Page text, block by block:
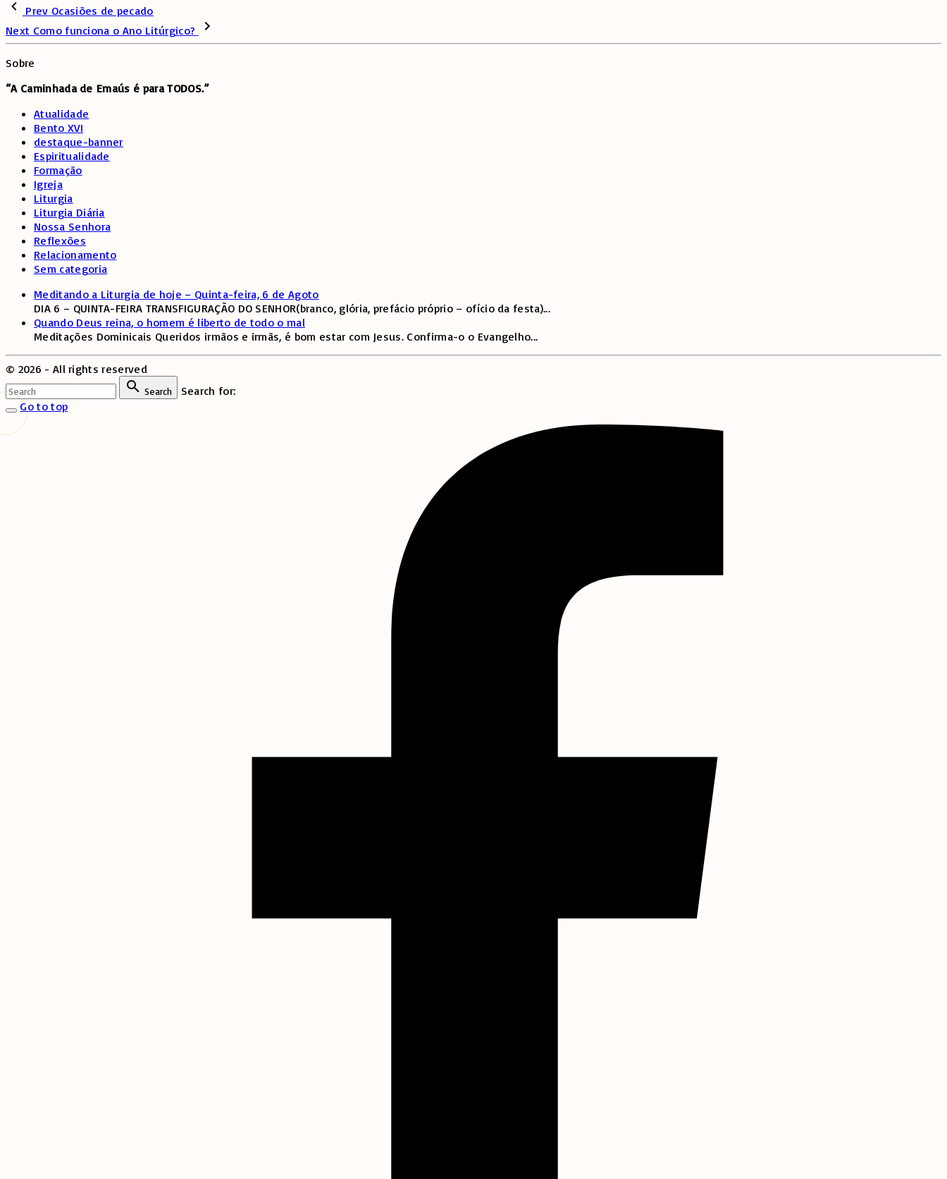
SharePrev Ocasiões de pecado
Next Como funciona o Ano Litúrgico?
Sobre
“A Caminhada de Emaús é para TODOS.”
Atualidade
Bento XVI
destaque-banner
Espiritualidade
Formação
Igreja
Liturgia
Liturgia Diária
Nossa Senhora
Reflexões
Relacionamento
Sem categoria
Meditando a Liturgia de hoje – Quinta-feira, 6 de Agoto
DIA 6 – QUINTA-FEIRA TRANSFIGURAÇÃO DO SENHOR(branco, glória, prefácio próprio – ofício da festa)...
Quando Deus reina, o homem é liberto de todo o mal
Meditações Dominicais Queridos irmãos e irmãs, é bom estar com Jesus. Confirma-o o Evangelho...
© 2026 - All rights reserved
Search
Search for:
Go to top